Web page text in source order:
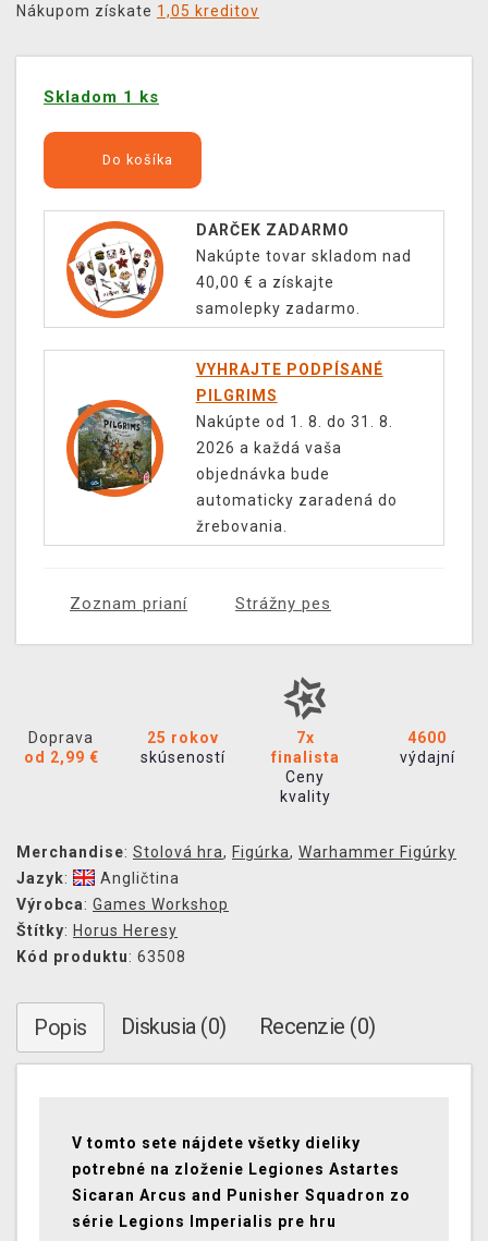
Nákupom získate 1,05 kreditov
Skladom 1 ks
Do košíka
DARČEK ZADARMO
Nakúpte tovar skladom nad
40,00 € a získajte
samolepky zadarmo.
VYHRAJTE PODPÍSANÉ
PILGRIMS
Nakúpte od 1. 8. do 31. 8.
2026 a každá vaša
objednávka bude
automaticky zaradená do
žrebovania.
Zoznam prianí Strážny pes
Doprava
od 2,99 €
25 rokov
skúseností
7x
finalista
Ceny
kvality
4600
výdajní
Merchandise: Stolová hra, Figúrka, Warhammer Figúrky
Jazyk:
Angličtina
Výrobca: Games Workshop
Štítky: Horus Heresy
Kód produktu: 63508
Popis Diskusia (0) Recenzie (0)
V tomto sete nájdete všetky dieliky
potrebné na zloženie Legiones Astartes
Sicaran Arcus and Punisher Squadron zo
série Legions Imperialis pre hru